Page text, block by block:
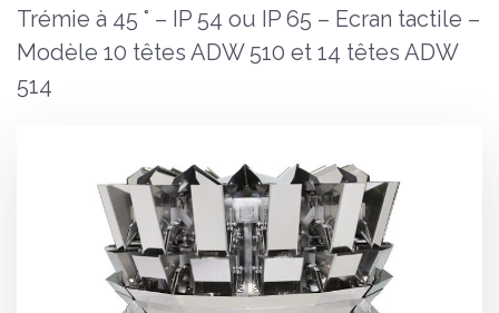
Trémie à 45 ° – IP 54 ou IP 65 – Ecran tactile –
Modèle 10 têtes ADW 510 et 14 têtes ADW
514